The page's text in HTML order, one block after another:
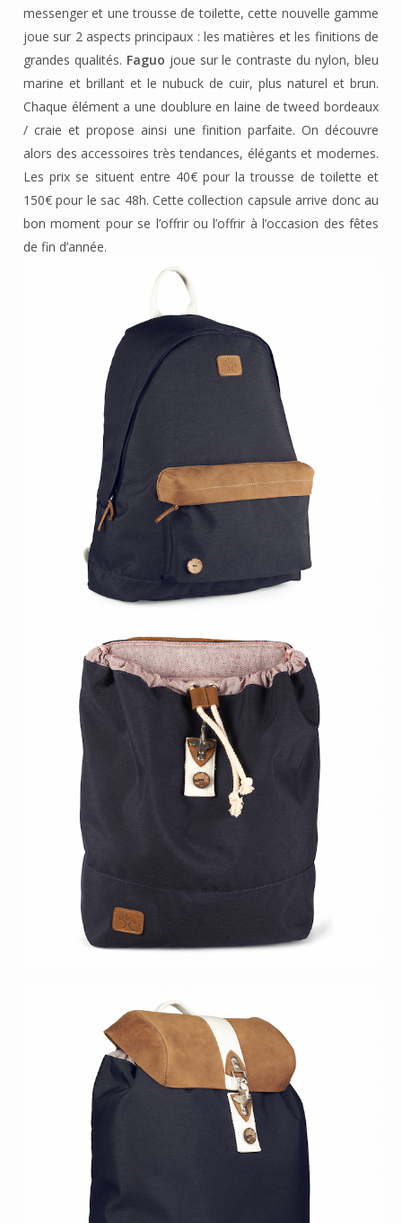
messenger et une trousse de toilette, cette nouvelle gamme
joue sur 2 aspects principaux : les matières et les finitions de
grandes qualités. Faguo joue sur le contraste du nylon, bleu
marine et brillant et le nubuck de cuir, plus naturel et brun.
Chaque élément a une doublure en laine de tweed bordeaux
/ craie et propose ainsi une finition parfaite. On découvre
alors des accessoires très tendances, élégants et modernes.
Les prix se situent entre 40€ pour la trousse de toilette et
150€ pour le sac 48h. Cette collection capsule arrive donc au
bon moment pour se l’offrir ou l’offrir à l’occasion des fêtes
de fin d’année.